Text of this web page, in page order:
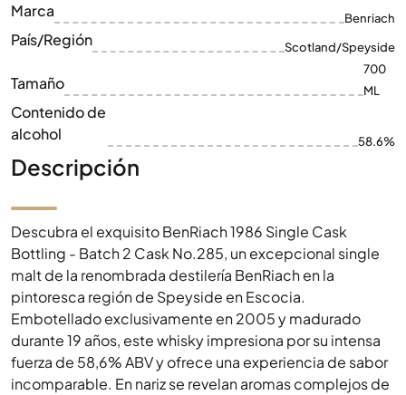
Marca Benriach
País/Región Scotland/Speyside
Tamaño
700
ML
Contenido de
alcohol
58.6%
Descripción
Descubra el exquisito BenRiach 1986 Single Cask
Bottling - Batch 2 Cask No.285, un excepcional single
malt de la renombrada destilería BenRiach en la
pintoresca región de Speyside en Escocia.
Embotellado exclusivamente en 2005 y madurado
durante 19 años, este whisky impresiona por su intensa
fuerza de 58,6% ABV y ofrece una experiencia de sabor
incomparable. En nariz se revelan aromas complejos de